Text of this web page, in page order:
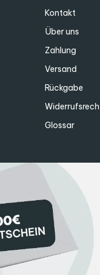
Kontakt
Über uns
Zahlung
Versand
Rückgabe
Glossar